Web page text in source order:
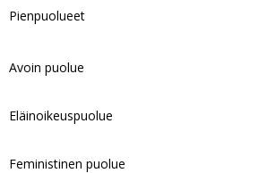
Pienpuolueet
Avoin puolue
Eläinoikeuspuolue
Feministinen puolue